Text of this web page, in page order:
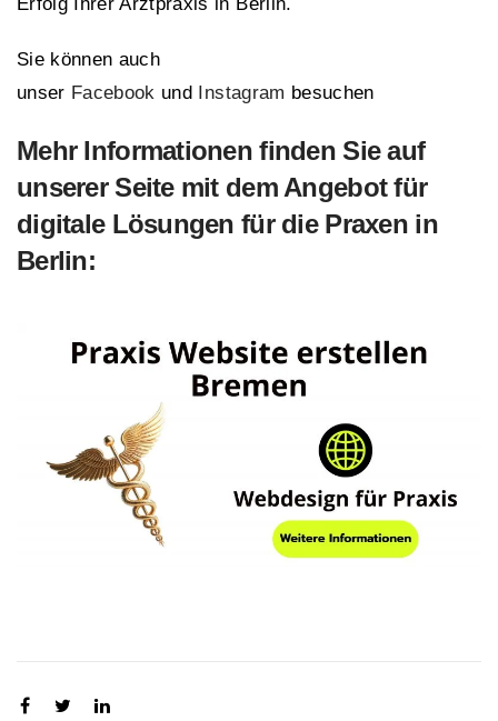
Erfolg Ihrer Arztpraxis in Berlin.
Sie können auch
unser Facebook und Instagram besuchen
Mehr Informationen finden Sie auf
unserer Seite mit dem Angebot für
digitale Lösungen für die Praxen in
Berlin: